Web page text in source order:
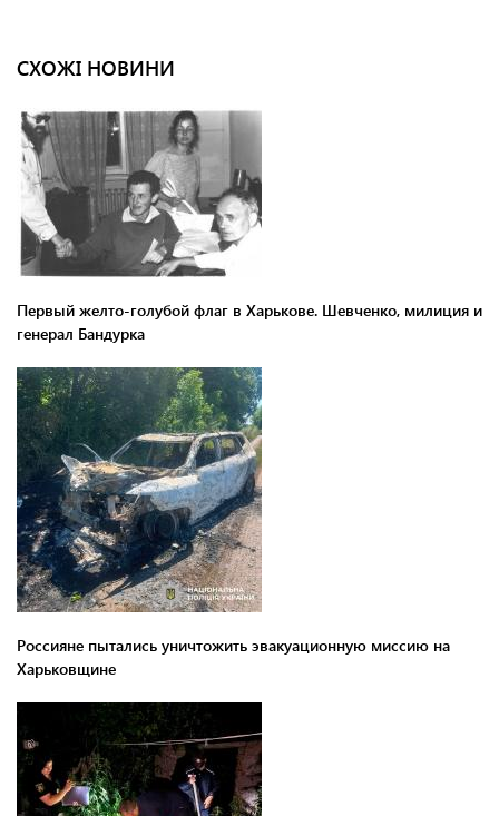
СХОЖІ НОВИНИ
Первый желто-голубой флаг в Харькове. Шевченко, милиция и
генерал Бандурка
Россияне пытались уничтожить эвакуационную миссию на
Харьковщине